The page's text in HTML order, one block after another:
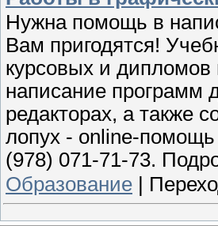
Нужна помощь в
Вам пригодятся!
курсовых и
написание программ
редакторах, а также
лопух - online-
(978) 071-71-73.
Образование